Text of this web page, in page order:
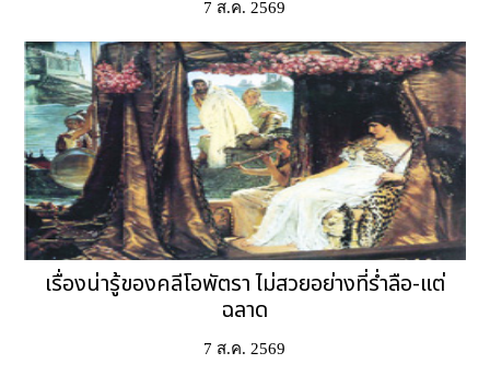
7 ส.ค. 2569
เรื่องน่ารู้ของคลีโอพัตรา ไม่สวยอย่างที่ร่ำลือ-แต่
ฉลาด
7 ส.ค. 2569